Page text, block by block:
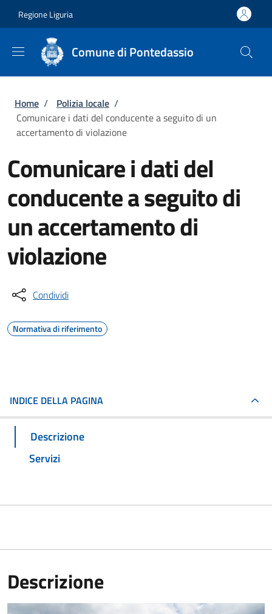
Regione Liguria
Comune di Pontedassio
Briciole di pane
Home / Polizia locale /
Comunicare i dati del conducente a seguito di un
accertamento di violazione
Comunicare i dati del
conducente a seguito di
un accertamento di
violazione
Condividi
Normativa di riferimento
INDICE DELLA PAGINA
Descrizione
Servizi
Descrizione